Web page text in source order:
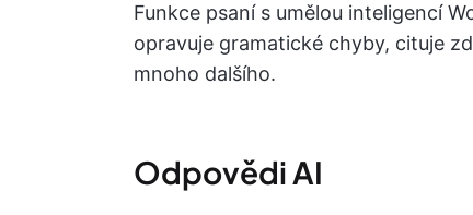
Funkce psaní s umělou inteligencí
opravuje gramatické chyby, cituje
mnoho dalšího.
Odpovědi AI